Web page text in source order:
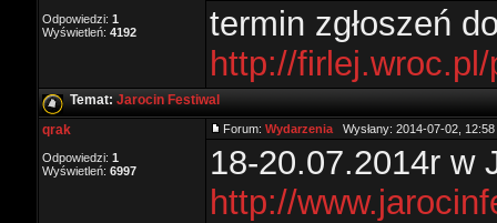
Odpowiedzi: 1
Wyświetleń: 4192
termin zgłoszeń
http://
Temat: Jarocin Festiwal
qrak
Odpowiedzi: 1
Wyświetleń: 6997
Forum: Wydarzenia Wysłany: 2014-07-02,
18-20.07.2014r w
http://